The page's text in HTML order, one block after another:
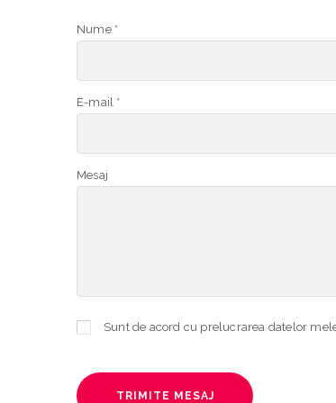
Nume *
E-mail *
Mesaj
TRIMITE MESAJ